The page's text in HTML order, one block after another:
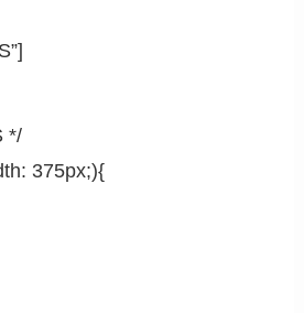
*/
375px;){